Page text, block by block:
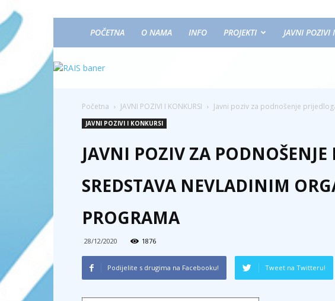
POČETNA O NAMA INFO PROJEKTI JAVNI POZIVI
Početna JAVNI POZIVI I KONKURSI Javni poziv za podnošenje
JAVNI POZIVI I KONKURSI
JAVNI POZIV ZA PODNOŠENJE
SREDSTAVA NEVLADINIM
PROGRAMA
28/12/2020 1876
Podijelite s drugima na Facebooku! Tweet na Twitteru!